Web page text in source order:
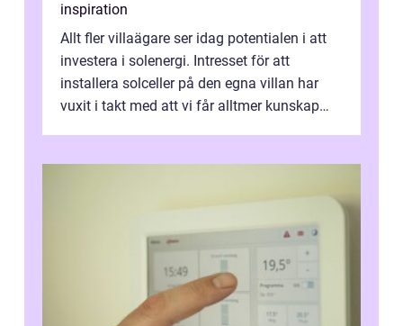
inspiration
Allt fler villaägare ser idag potentialen i att
investera i solenergi. Intresset för att
installera solceller på den egna villan har
vuxit i takt med att vi får alltmer kunskap